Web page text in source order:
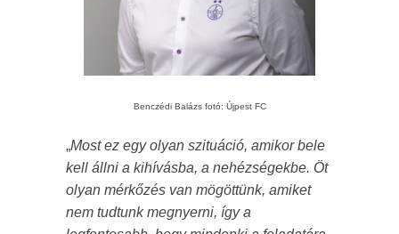
Benczédi Balázs fotó: Újpest FC
„Most ez egy olyan szituáció, amikor bele
kell állni a kihívásba, a nehézségekbe. Öt
olyan mérkőzés van mögöttünk, amiket
nem tudtunk megnyerni, így a